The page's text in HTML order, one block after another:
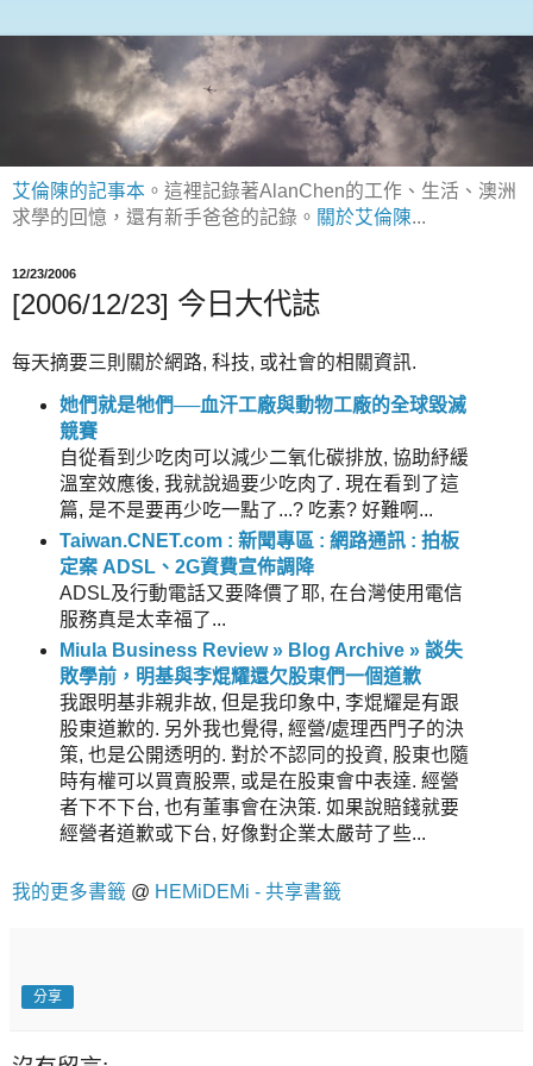
艾倫陳的記事本 。這裡記錄著AlanChen的工作、生活、澳洲
求學的回憶，還有新手爸爸的記錄。 關於艾倫陳...
12/23/2006
[2006/12/23] 今日大代誌
每天摘要三則關於網路, 科技, 或社會的相關資訊.
她們就是牠們──血汗工廠與動物工廠的全球毀滅
競賽
自從看到少吃肉可以減少二氧化碳排放, 協助紓緩
溫室效應後, 我就說過要少吃肉了. 現在看到了這
篇, 是不是要再少吃一點了...? 吃素? 好難啊...
Taiwan.CNET.com : 新聞專區 : 網路通訊 : 拍板
定案 ADSL、2G資費宣佈調降
ADSL及行動電話又要降價了耶, 在台灣使用電信
服務真是太幸福了...
Miula Business Review » Blog Archive » 談失
敗學前，明基與李焜耀還欠股東們一個道歉
我跟明基非親非故, 但是我印象中, 李焜耀是有跟
股東道歉的. 另外我也覺得, 經營/處理西門子的決
策, 也是公開透明的. 對於不認同的投資, 股東也隨
時有權可以買賣股票, 或是在股東會中表達. 經營
者下不下台, 也有董事會在決策. 如果說賠錢就要
經營者道歉或下台, 好像對企業太嚴苛了些...
我的更多書籤 @ HEMiDEMi - 共享書籤
分享